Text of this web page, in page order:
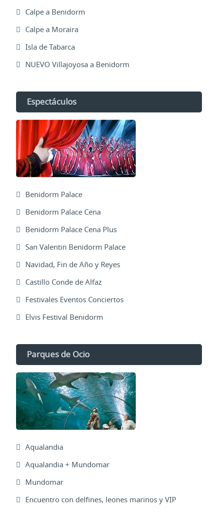
Calpe a Benidorm
Calpe a Moraira
Isla de Tabarca
NUEVO Villajoyosa a Benidorm
Espectáculos
Benidorm Palace
Benidorm Palace Cena
Benidorm Palace Cena Plus
San Valentin Benidorm Palace
Navidad, Fin de Año y Reyes
Castillo Conde de Alfaz
Festivales Eventos Conciertos
Elvis Festival Benidorm
Parques de Ocio
Aqualandia
Aqualandia + Mundomar
Mundomar
Encuentro con delfines, leones marinos y VIP